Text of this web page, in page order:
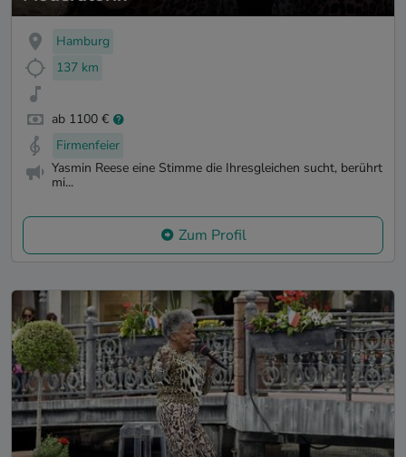
Hamburg
137 km
ab 1100 €
Firmenfeier
Yasmin Reese eine Stimme die Ihresgleichen sucht, berührt
mi...
Zum Profil